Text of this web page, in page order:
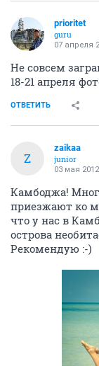
prioritet
guru
07 апреля
Не совсем
18-21 апреля
ОТВЕТИТЬ
Z
zaikaa
junior
03 мая 2012
Камбоджа!
приезжают ко
что у нас в
острова
Рекомендую :-)